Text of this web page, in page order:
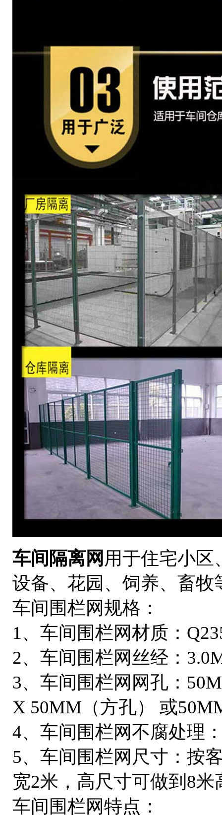
车间隔离网 用于住宅小区
设备、花园、饲养、畜牧
车间围栏网规格：
1、车间围栏网材质：
2、车间围栏网丝经：
3、车间围栏网网孔：
X 50MM（方孔） 或
4、车间围栏网不腐处理
5、车间围栏网尺寸：按
宽2米，高尺寸可做到8米
车间围栏网特点：